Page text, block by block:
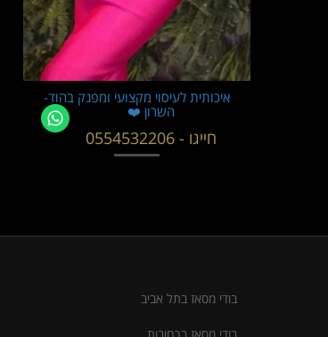
איכותית לעיסוי מקצועי ומפנק בהוד-
השרון ❤️
חייגו - 0554532206
בודי מסאז בתל אביב